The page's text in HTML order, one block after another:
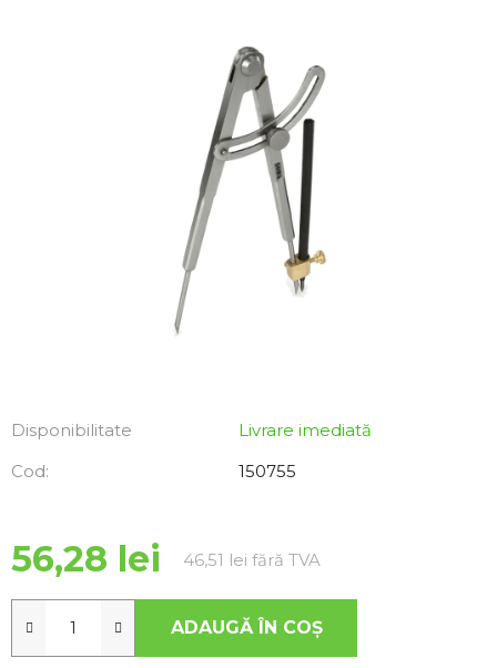
Disponibilitate
Livrare imediată
Cod:
150755
56,28 lei 46,51 lei fără TVA
ADAUGĂ ÎN COŞ